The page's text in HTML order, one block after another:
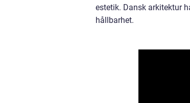
estetik. Dansk arkitektur
hållbarhet.